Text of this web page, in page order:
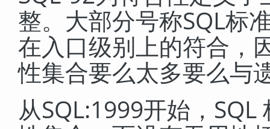
整。大部分号称SQL标
在入口级别上的符合，
性集合要么太多要么与
从SQL:1999开始，SQL